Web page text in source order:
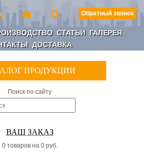
Обратный звонок
СТАТЬИ ГАЛЕРЕЯ
ДОСТАВКА
ПРОДУКЦИИ
Поиск по сайту
ВАШ ЗАКАЗ
0 товаров на 0 руб.